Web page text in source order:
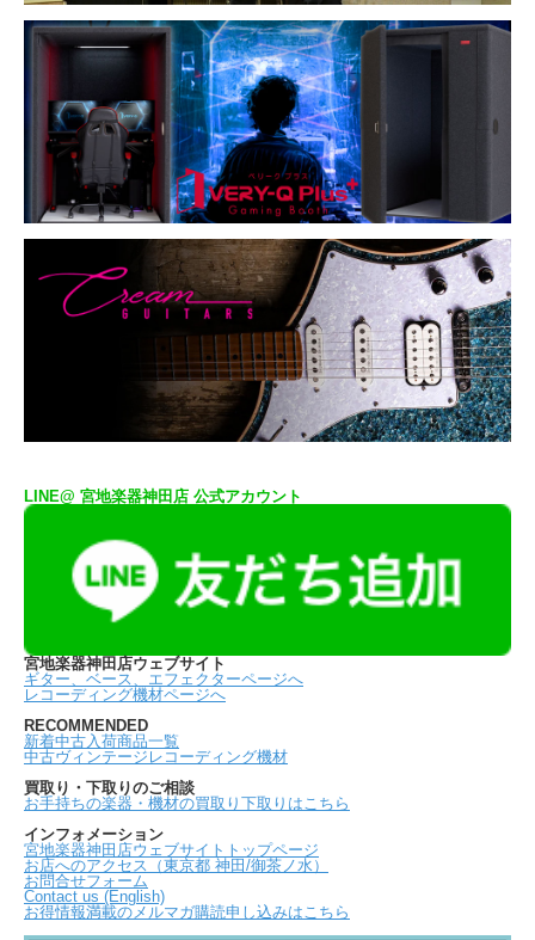
LINE@ 宮地楽器神田店 公式アカウント
宮地楽器神田店ウェブサイト
ギター、ベース、エフェクターページへ
レコーディング機材ページへ
RECOMMENDED
新着中古入荷商品一覧
中古ヴィンテージレコーディング機材
買取り・下取りのご相談
お手持ちの楽器・機材の買取り下取りはこちら
インフォメーション
宮地楽器神田店ウェブサイトトップページ
お店へのアクセス（東京都 神田/御茶ノ水）
お問合せフォーム
Contact us (English)
お得情報満載のメルマガ購読申し込みはこちら